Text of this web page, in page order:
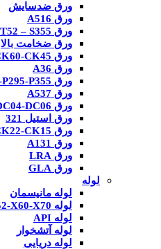
ورق ضدسایش
ورق A516
ورق ST52 – S355
ورق ضخامت بالا
ورق CK60-CK45
ورق A36
ورق P265-P295-P355
ورق A537
ورق DC04-DC06
ورق استیل 321
ورق CK22-CK15
ورق A131
ورق LRA
ورق GLA
لوله
لوله مانیسمان
لوله X52-X60-X70
لوله API
لوله آتشخوار
لوله دریایی